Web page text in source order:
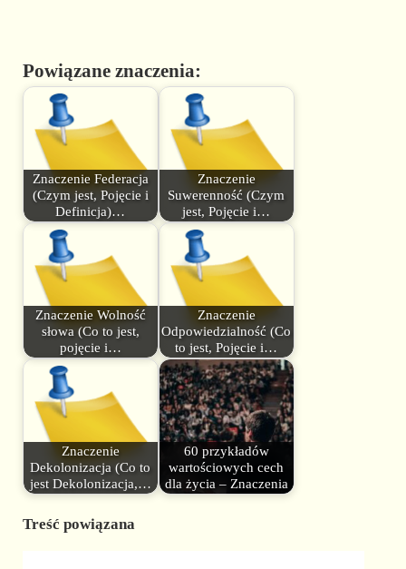
Powiązane znaczenia:
Znaczenie Federacja
(Czym jest, Pojęcie i
Definicja)…
Znaczenie
Suwerenność (Czym
jest, Pojęcie i…
Znaczenie Wolność
słowa (Co to jest,
pojęcie i…
Znaczenie
Odpowiedzialność (Co
to jest, Pojęcie i…
Znaczenie
Dekolonizacja (Co to
jest Dekolonizacja,…
60 przykładów
wartościowych cech
dla życia – Znaczenia
Treść powiązana